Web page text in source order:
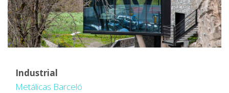
Industrial
Metálicas Barceló